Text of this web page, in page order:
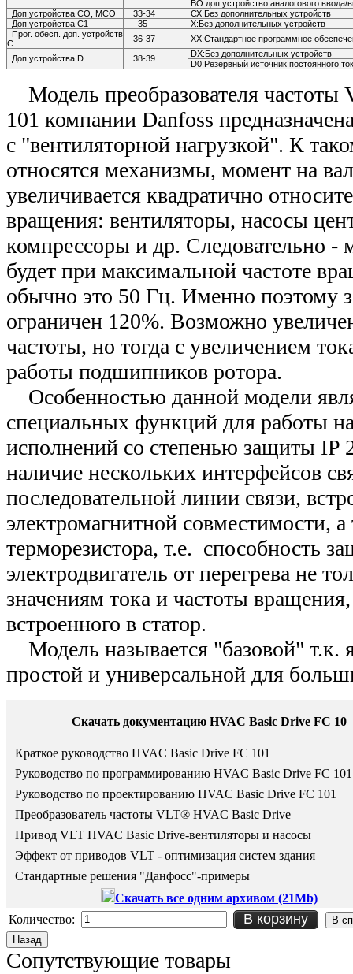
ВО:доп.устройство аналогового
Доп.устройства СО, МСО
33-34
СХ:Без дополнительных устройств
Доп.устройства С1
35
Х:Без дополнительных устройств
Прог. обесп. доп. устройств
С
36-37 ХХ:Стандартное программное
Доп.устройства D 38-39
DX:Без дополнительных устройств
D0:Резервный источник постоянного
Модель преобразователя
101 компании Danfoss
с "вентиляторной нагрузкой". К
относятся механизмы, момент на
увеличивается квадратично
вращения: вентиляторы, насосы
компрессоры и др. Следовательно -
будет при максимальной частоте
обычно это 50 Гц. Именно поэтому
ограничен 120%. Возможно
частоты, но тогда с увеличением
работы подшипников ротора.
Особенностью данной модели
специальных функций для работы
исполнений со степенью защиты IP
наличие нескольких интерфейсов
последовательной линии связи,
электромагнитной совместимости, а
терморезистора, т.е. способность
электродвигатель от перегрева не
значениям тока и частоты
встроенного в статор.
Модель называется "базовой" т.к.
простой и универсальной для
Скачать документацию HVAC Basic Drive FC 10
Краткое руководство HVAC Basic Drive FC 101
Руководство по программированию HVAC Basic Drive FC 101
Руководство по проектированию HVAC Basic Drive FC 101
Преобразователь частоты VLT® HVAC Basic Drive
Привод VLT HVAC Basic Drive-вентиляторы и насосы
Эффект от приводов VLT - оптимизация систем здания
Стандартные решения "Данфосс"-примеры
Скачать все одним архивом (21Mb)
Количество:
В корзину
Сопутствующие товары